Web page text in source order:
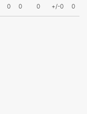
0 0 0 +/-0 0